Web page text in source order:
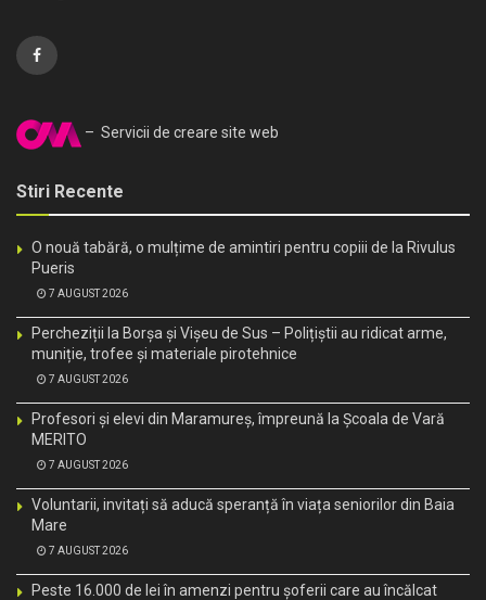
– Servicii de creare site web
Stiri Recente
O nouă tabără, o mulțime de amintiri pentru copiii de la Rivulus
Pueris
7 AUGUST 2026
Percheziții la Borșa și Vișeu de Sus – Polițiștii au ridicat arme,
muniție, trofee și materiale pirotehnice
7 AUGUST 2026
Profesori și elevi din Maramureș, împreună la Școala de Vară
MERITO
7 AUGUST 2026
Voluntarii, invitați să aducă speranță în viața seniorilor din Baia
Mare
7 AUGUST 2026
Peste 16.000 de lei în amenzi pentru șoferii care au încălcat